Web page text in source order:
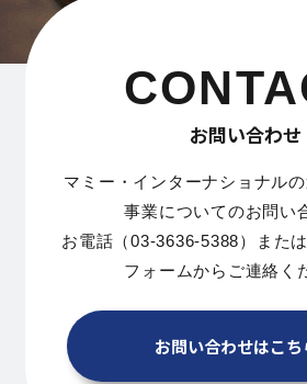
お問い合わせ
マミー・インターナショナル
事業についてのお問い
お電話（03-3636-5388）また
フォームからご連絡く
お問い合わせはこ